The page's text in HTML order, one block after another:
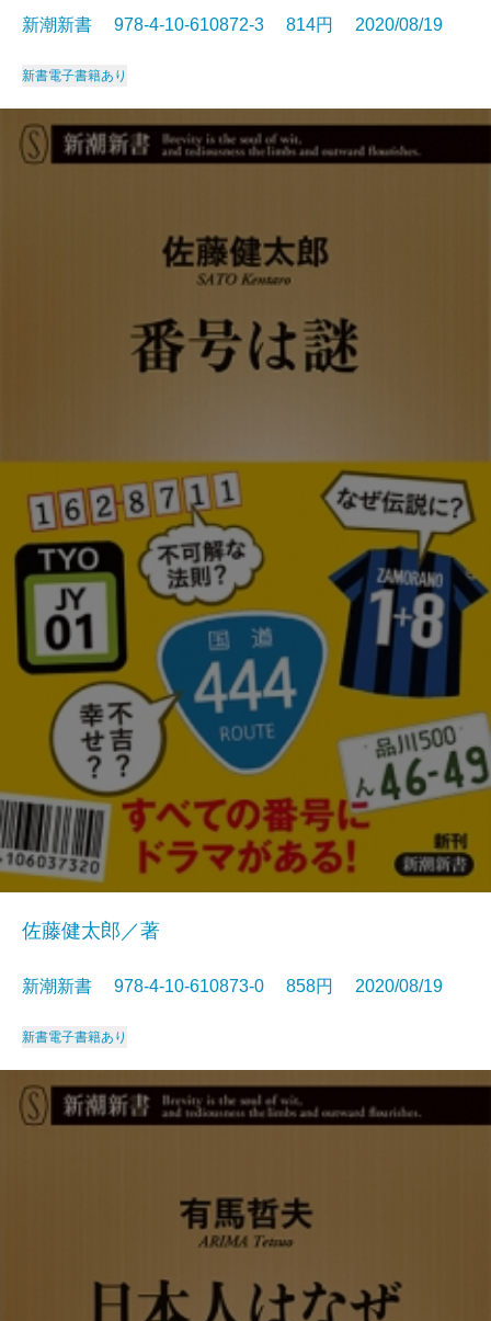
新潮新書 978-4-10-610872-3 814円 2020/08/19
新書電子書籍あり
佐藤健太郎／著
新潮新書 978-4-10-610873-0 858円 2020/08/19
新書電子書籍あり